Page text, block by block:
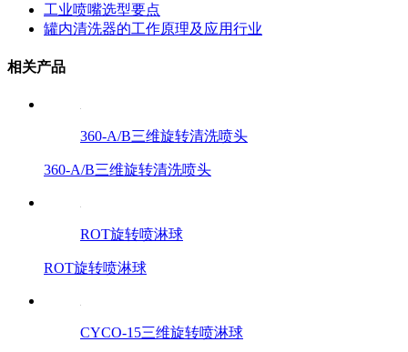
工业喷嘴选型要点
罐内清洗器的工作原理及应用行业
相关产品
360-A/B三维旋转清洗喷头
360-A/B三维旋转清洗喷头
ROT旋转喷淋球
ROT旋转喷淋球
CYCO-15三维旋转喷淋球